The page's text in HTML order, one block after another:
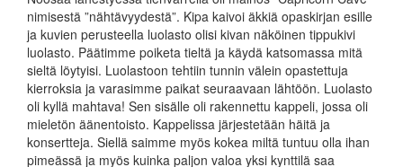
nimisestä ”nähtävyydestä”. Kipa kaivoi äkkiä opaskirjan esille
ja kuvien perusteella luolasto olisi kivan näköinen tippukivi
luolasto. Päätimme poiketa tieltä ja käydä katsomassa mitä
sieltä löytyisi. Luolastoon tehtiin tunnin välein opastettuja
kierroksia ja varasimme paikat seuraavaan lähtöön. Luolasto
oli kyllä mahtava! Sen sisälle oli rakennettu kappeli, jossa oli
mieletön äänentoisto. Kappelissa järjestetään häitä ja
konsertteja. Siellä saimme myös kokea miltä tuntuu olla ihan
pimeässä ja myös kuinka paljon valoa yksi kynttilä saa